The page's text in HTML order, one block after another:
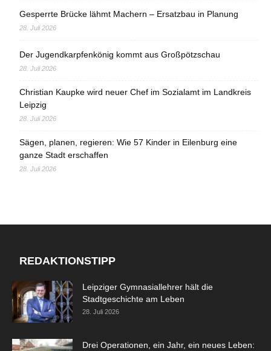
Gesperrte Brücke lähmt Machern – Ersatzbau in Planung
28. Juli 2026
Der Jugendkarpfenkönig kommt aus Großpötzschau
28. Juli 2026
Christian Kaupke wird neuer Chef im Sozialamt im Landkreis
Leipzig
28. Juli 2026
Sägen, planen, regieren: Wie 57 Kinder in Eilenburg eine
ganze Stadt erschaffen
28. Juli 2026
REDAKTIONSTIPP
Leipziger Gymnasiallehrer hält die
Stadtgeschichte am Leben
28. Juli 2026
Drei Operationen, ein Jahr, ein neues Leben: